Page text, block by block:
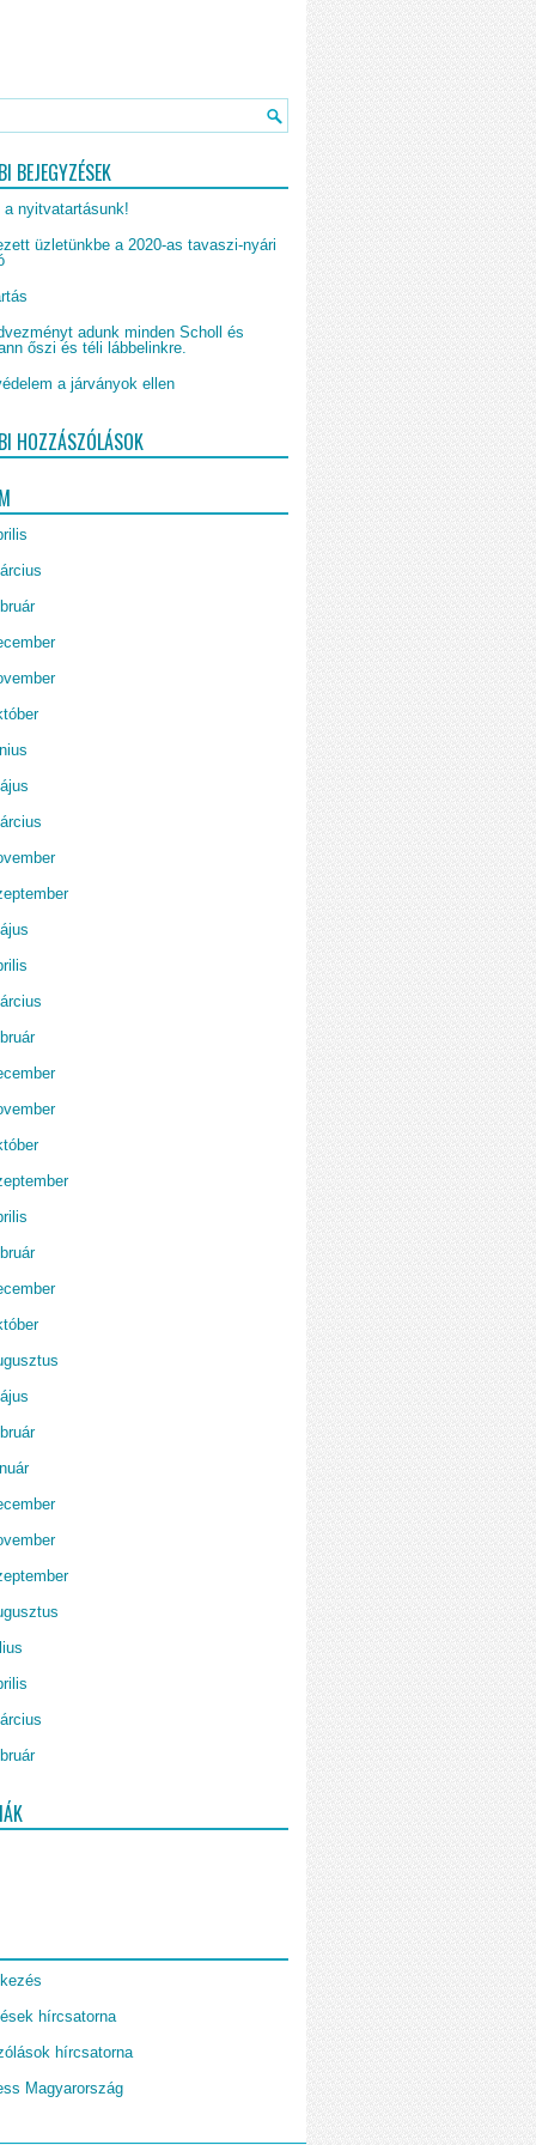
BEJEGYZÉSEK
nyitvatartásunk!
üzletünkbe a 2020-as tavaszi-nyári
adunk minden Scholl és
őszi és téli lábbelinkre.
a járványok ellen
HOZZÁSZÓLÁSOK
hírcsatorna
hírcsatorna
Magyarország